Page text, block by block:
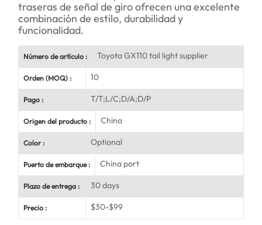
traseras de señal de giro ofrecen una excelente
combinación de estilo, durabilidad y
funcionalidad.
Número de artículo : Toyota GX110 tail light supplier
Orden (MOQ) : 10
Pago : T/T;L/C;D/A;D/P
Origen del producto : China
Color : Optional
Puerto de embarque : China port
Plazo de entrega : 30 days
Precio : $30-$99